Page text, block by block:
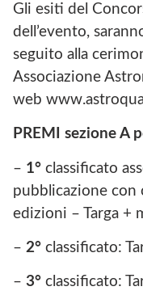
Gli esiti del
dell’evento,
seguito alla
Associazione
web
PREMI sezione A
– 1° classificato
pubblicazione con
edizioni – Targa +
– 2° classificato:
– 3° classificato: